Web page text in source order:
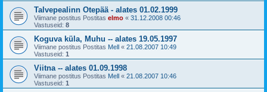
Talvepealinn Otepää - alates 01.02.1999
Viimane postitus Postitas elmo « 31.12.2008 00:46
Vastuseid: 8
Koguva küla, Muhu -- alates 19.05.1997
Viimane postitus Postitas Mell « 21.08.2007 10:49
Vastuseid: 1
Viitna -- alates 01.09.1998
Viimane postitus Postitas Mell « 21.08.2007 10:46
Vastuseid: 1